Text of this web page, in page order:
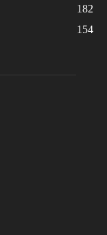
182
154